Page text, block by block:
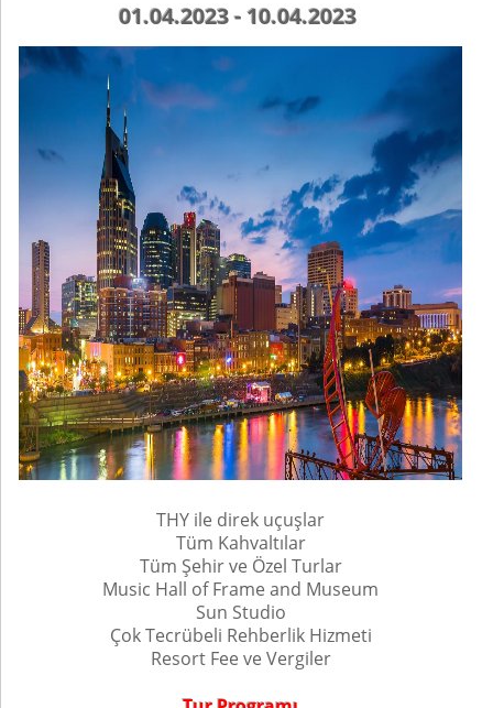
01.04.2023 - 10.04.2023
THY ile direk uçuşlar
Tüm Kahvaltılar
Tüm Şehir ve Özel Turlar
Music Hall of Frame and Museum
Sun Studio
Çok Tecrübeli Rehberlik Hizmeti
Resort Fee ve Vergiler